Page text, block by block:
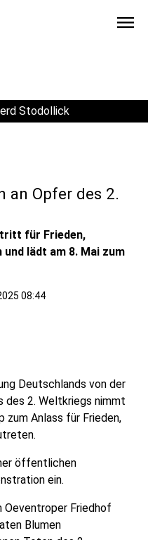
menu
Stodollick
an Opfer des 2.
für Frieden,
lädt am 8. Mai zum
08:44
Deutschlands von der
des 2. Weltkriegs nimmt
Anlass für Frieden,
öffentlichen
ein.
Friedhof
Blumen